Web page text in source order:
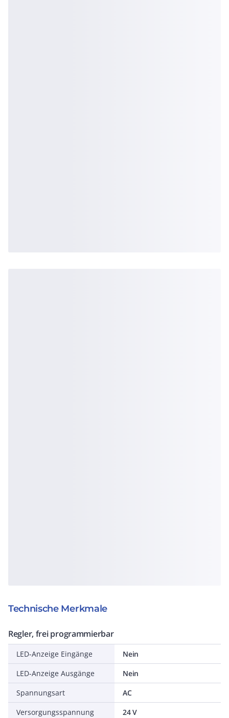
Technische Merkmale
Regler, frei programmierbar
LED-Anzeige Eingänge
Nein
LED-Anzeige Ausgänge
Nein
Spannungsart
AC
Versorgungsspannung
24 V